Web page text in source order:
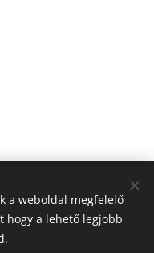
Sütik
a weboldal megfelelő
hogy a lehető legjobb